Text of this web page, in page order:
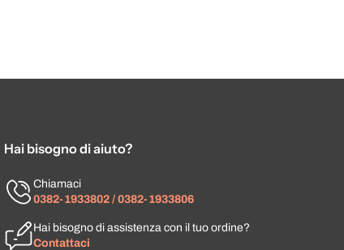
Hai bisogno di aiuto?
Chiamaci
0382-1933802 / 0382-1933806
Hai bisogno di assistenza con il tuo ordine?
Contattaci